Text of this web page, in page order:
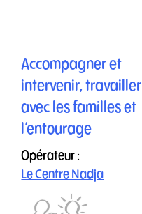
Accompagner et
intervenir, travailler
avec les familles et
l’entourage
Opérateur :
Le Centre Nadja